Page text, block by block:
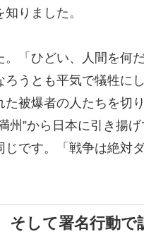
りました。
「ひどい、人間を何
うとも平気で犠牲に
被爆者の人たちを切
州”から日本に引き揚
です。「戦争は絶対
して署名行動で